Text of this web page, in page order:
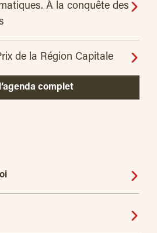
À la conquête des
de la Région Capitale
complet